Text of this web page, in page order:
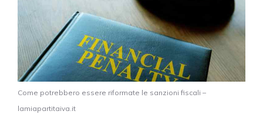
Come potrebbero essere riformate le sanzioni fiscali –
lamiapartitaiva.it